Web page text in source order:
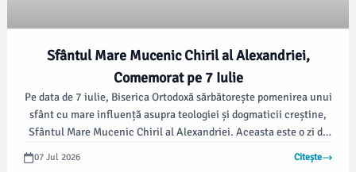
Sfântul Mare Mucenic Chiril al Alexandriei,
Comemorat pe 7 Iulie
Pe data de 7 iulie, Biserica Ortodoxă sărbătorește pomenirea unui
sfânt cu mare influență asupra teologiei și dogmaticii creștine,
Sfântul Mare Mucenic Chiril al Alexandriei. Aceasta este o zi de
mare importanță și este marcată cu o cruce roșie în calendarul
07 Jul 2026 Citește